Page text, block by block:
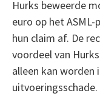
Hurks beweerde
euro op het
hun claim af. De
voordeel van
alleen kan worden
uitvoeringsschade.